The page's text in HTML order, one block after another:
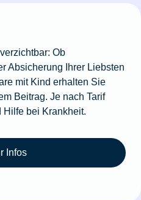
Ob
Absicherung Ihrer Liebsten
mit Kind erhalten Sie
Beitrag. Je nach Tarif
Hilfe bei Krankheit.
Infos